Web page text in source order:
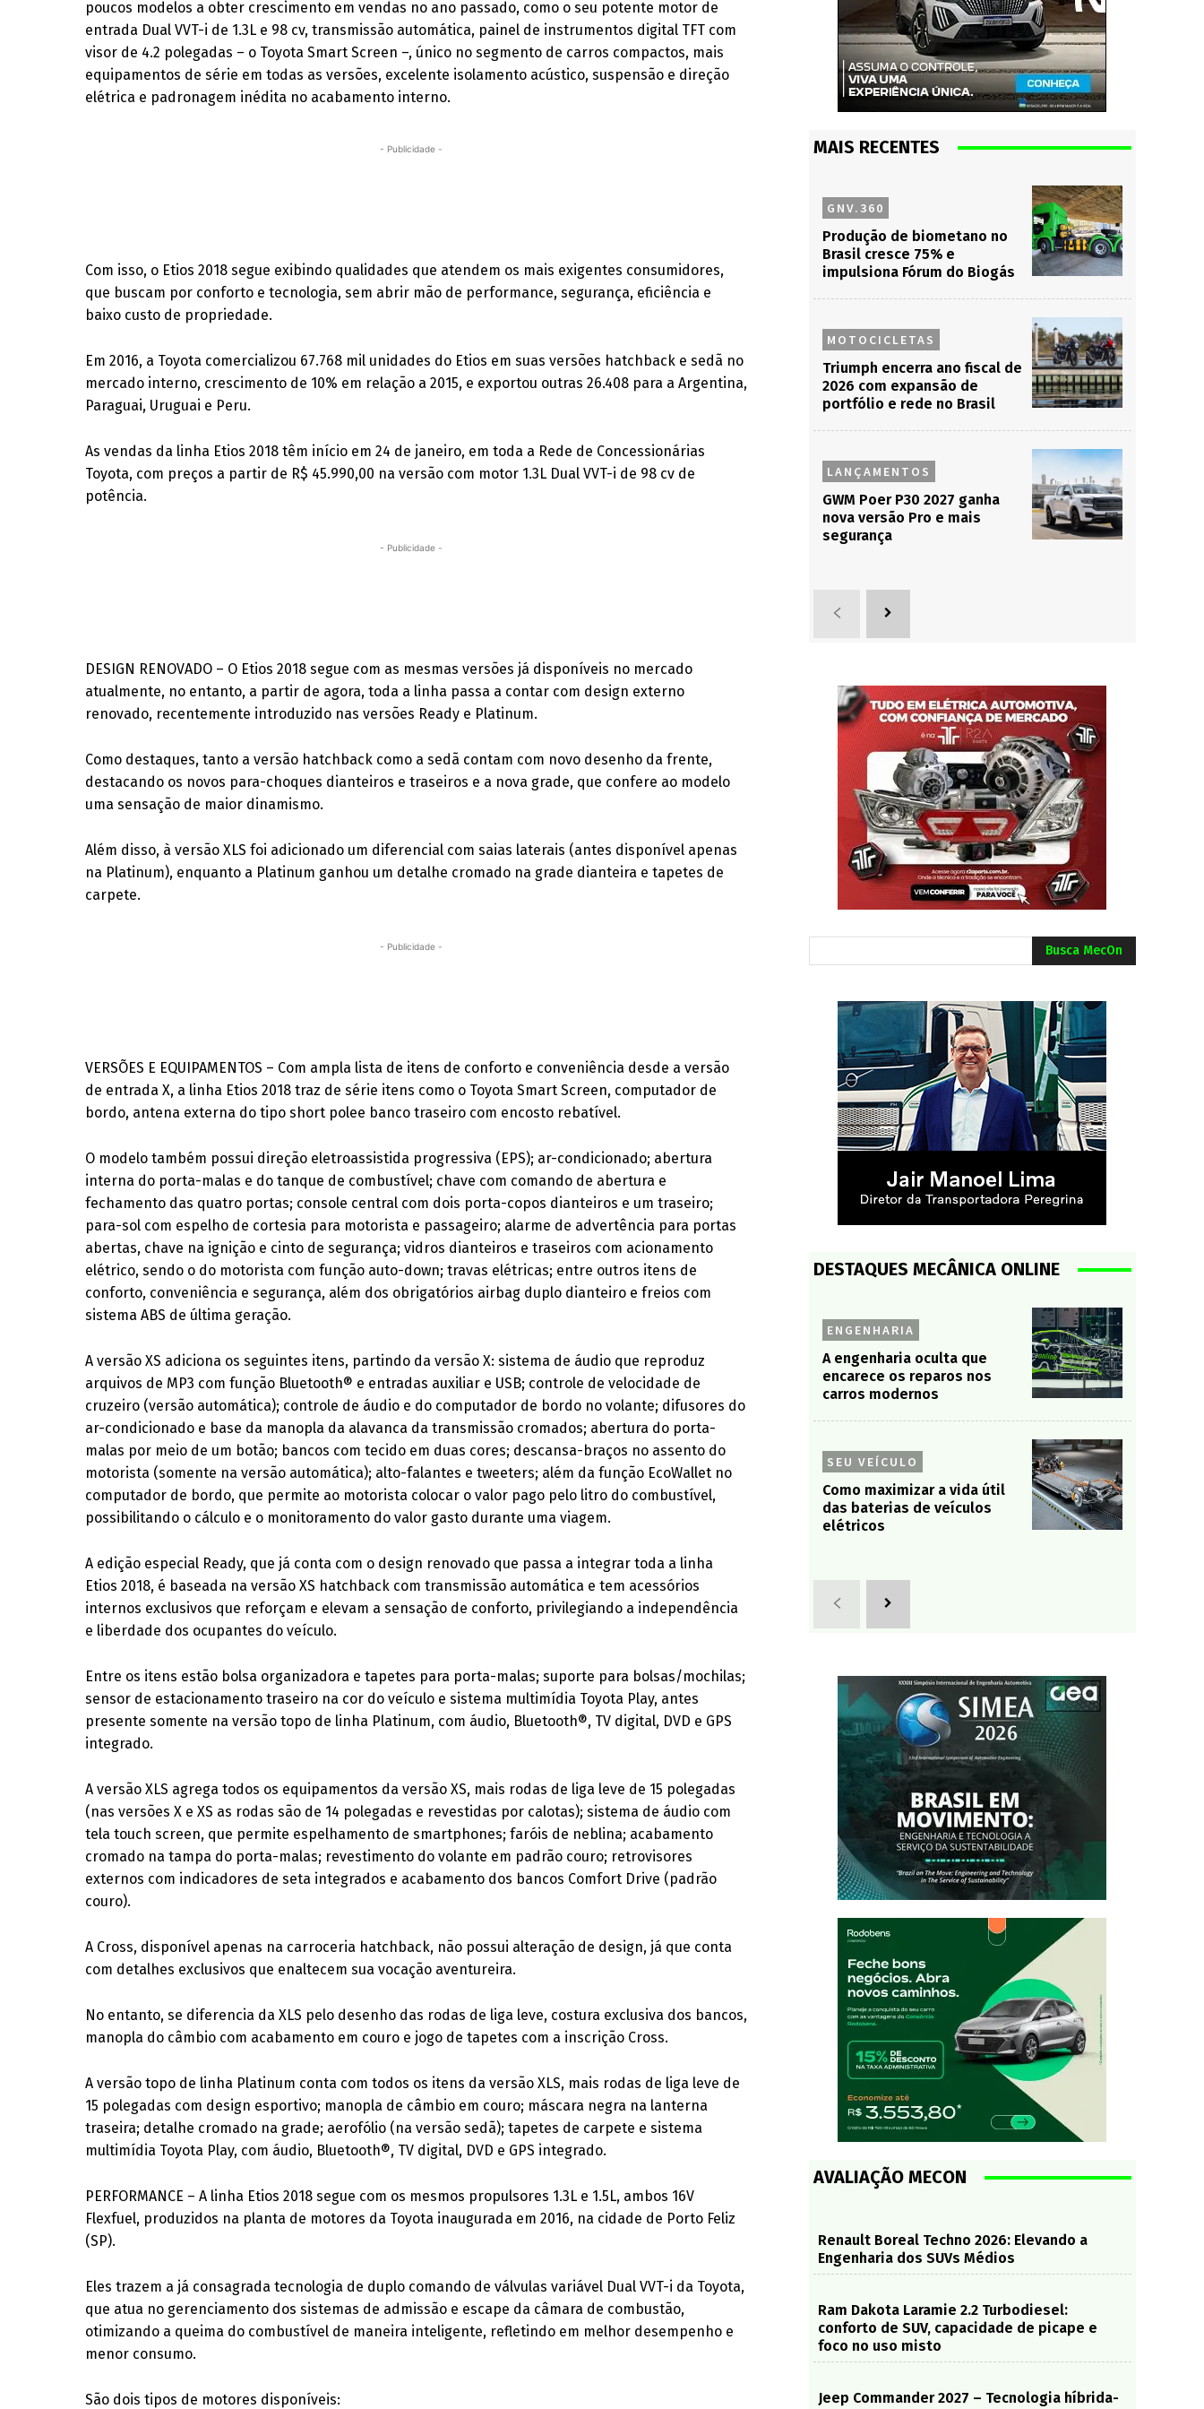
poucos modelos a obter crescimento em vendas no ano passado, como o seu potente motor de
entrada Dual VVT-i de 1.3L e 98 cv, transmissão automática, painel de instrumentos digital TFT com
visor de 4.2 polegadas – o Toyota Smart Screen –, único no segmento de carros compactos, mais
equipamentos de série em todas as versões, excelente isolamento acústico, suspensão e direção
elétrica e padronagem inédita no acabamento interno.
- Publicidade -
Com isso, o Etios 2018 segue exibindo qualidades que atendem os mais exigentes consumidores,
que buscam por conforto e tecnologia, sem abrir mão de performance, segurança, eficiência e
baixo custo de propriedade.
Em 2016, a Toyota comercializou 67.768 mil unidades do Etios em suas versões hatchback e sedã no
mercado interno, crescimento de 10% em relação a 2015, e exportou outras 26.408 para a Argentina,
Paraguai, Uruguai e Peru.
As vendas da linha Etios 2018 têm início em 24 de janeiro, em toda a Rede de Concessionárias
Toyota, com preços a partir de R$ 45.990,00 na versão com motor 1.3L Dual VVT-i de 98 cv de
potência.
- Publicidade -
DESIGN RENOVADO – O Etios 2018 segue com as mesmas versões já disponíveis no mercado
atualmente, no entanto, a partir de agora, toda a linha passa a contar com design externo
renovado, recentemente introduzido nas versões Ready e Platinum.
Como destaques, tanto a versão hatchback como a sedã contam com novo desenho da frente,
destacando os novos para-choques dianteiros e traseiros e a nova grade, que confere ao modelo
uma sensação de maior dinamismo.
Além disso, à versão XLS foi adicionado um diferencial com saias laterais (antes disponível apenas
na Platinum), enquanto a Platinum ganhou um detalhe cromado na grade dianteira e tapetes de
carpete.
- Publicidade -
VERSÕES E EQUIPAMENTOS – Com ampla lista de itens de conforto e conveniência desde a versão
de entrada X, a linha Etios 2018 traz de série itens como o Toyota Smart Screen, computador de
bordo, antena externa do tipo short polee banco traseiro com encosto rebatível.
O modelo também possui direção eletroassistida progressiva (EPS); ar-condicionado; abertura
interna do porta-malas e do tanque de combustível; chave com comando de abertura e
fechamento das quatro portas; console central com dois porta-copos dianteiros e um traseiro;
para-sol com espelho de cortesia para motorista e passageiro; alarme de advertência para portas
abertas, chave na ignição e cinto de segurança; vidros dianteiros e traseiros com acionamento
elétrico, sendo o do motorista com função auto-down; travas elétricas; entre outros itens de
conforto, conveniência e segurança, além dos obrigatórios airbag duplo dianteiro e freios com
sistema ABS de última geração.
A versão XS adiciona os seguintes itens, partindo da versão X: sistema de áudio que reproduz
arquivos de MP3 com função Bluetooth® e entradas auxiliar e USB; controle de velocidade de
cruzeiro (versão automática); controle de áudio e do computador de bordo no volante; difusores do
ar-condicionado e base da manopla da alavanca da transmissão cromados; abertura do porta-
malas por meio de um botão; bancos com tecido em duas cores; descansa-braços no assento do
motorista (somente na versão automática); alto-falantes e tweeters; além da função EcoWallet no
computador de bordo, que permite ao motorista colocar o valor pago pelo litro do combustível,
possibilitando o cálculo e o monitoramento do valor gasto durante uma viagem.
A edição especial Ready, que já conta com o design renovado que passa a integrar toda a linha
Etios 2018, é baseada na versão XS hatchback com transmissão automática e tem acessórios
internos exclusivos que reforçam e elevam a sensação de conforto, privilegiando a independência
e liberdade dos ocupantes do veículo.
Entre os itens estão bolsa organizadora e tapetes para porta-malas; suporte para bolsas/mochilas;
sensor de estacionamento traseiro na cor do veículo e sistema multimídia Toyota Play, antes
presente somente na versão topo de linha Platinum, com áudio, Bluetooth®, TV digital, DVD e GPS
integrado.
A versão XLS agrega todos os equipamentos da versão XS, mais rodas de liga leve de 15 polegadas
(nas versões X e XS as rodas são de 14 polegadas e revestidas por calotas); sistema de áudio com
tela touch screen, que permite espelhamento de smartphones; faróis de neblina; acabamento
cromado na tampa do porta-malas; revestimento do volante em padrão couro; retrovisores
externos com indicadores de seta integrados e acabamento dos bancos Comfort Drive (padrão
couro).
A Cross, disponível apenas na carroceria hatchback, não possui alteração de design, já que conta
com detalhes exclusivos que enaltecem sua vocação aventureira.
No entanto, se diferencia da XLS pelo desenho das rodas de liga leve, costura exclusiva dos bancos,
manopla do câmbio com acabamento em couro e jogo de tapetes com a inscrição Cross.
A versão topo de linha Platinum conta com todos os itens da versão XLS, mais rodas de liga leve de
15 polegadas com design esportivo; manopla de câmbio em couro; máscara negra na lanterna
traseira; detalhe cromado na grade; aerofólio (na versão sedã); tapetes de carpete e sistema
multimídia Toyota Play, com áudio, Bluetooth®, TV digital, DVD e GPS integrado.
PERFORMANCE – A linha Etios 2018 segue com os mesmos propulsores 1.3L e 1.5L, ambos 16V
Flexfuel, produzidos na planta de motores da Toyota inaugurada em 2016, na cidade de Porto Feliz
(SP).
Eles trazem a já consagrada tecnologia de duplo comando de válvulas variável Dual VVT-i da Toyota,
que atua no gerenciamento dos sistemas de admissão e escape da câmara de combustão,
otimizando a queima do combustível de maneira inteligente, refletindo em melhor desempenho e
menor consumo.
São dois tipos de motores disponíveis:
MAIS RECENTES
GNV.360
Produção de biometano no
Brasil cresce 75% e
impulsiona Fórum do Biogás
MOTOCICLETAS
Triumph encerra ano fiscal de
2026 com expansão de
portfólio e rede no Brasil
LANÇAMENTOS
GWM Poer P30 2027 ganha
nova versão Pro e mais
segurança
Busca MecOn
DESTAQUES MECÂNICA ONLINE
ENGENHARIA
A engenharia oculta que
encarece os reparos nos
carros modernos
SEU VEÍCULO
Como maximizar a vida útil
das baterias de veículos
elétricos
AVALIAÇÃO MECON
Renault Boreal Techno 2026: Elevando a
Engenharia dos SUVs Médios
Ram Dakota Laramie 2.2 Turbodiesel:
conforto de SUV, capacidade de picape e
foco no uso misto
Jeep Commander 2027 – Tecnologia híbrida-